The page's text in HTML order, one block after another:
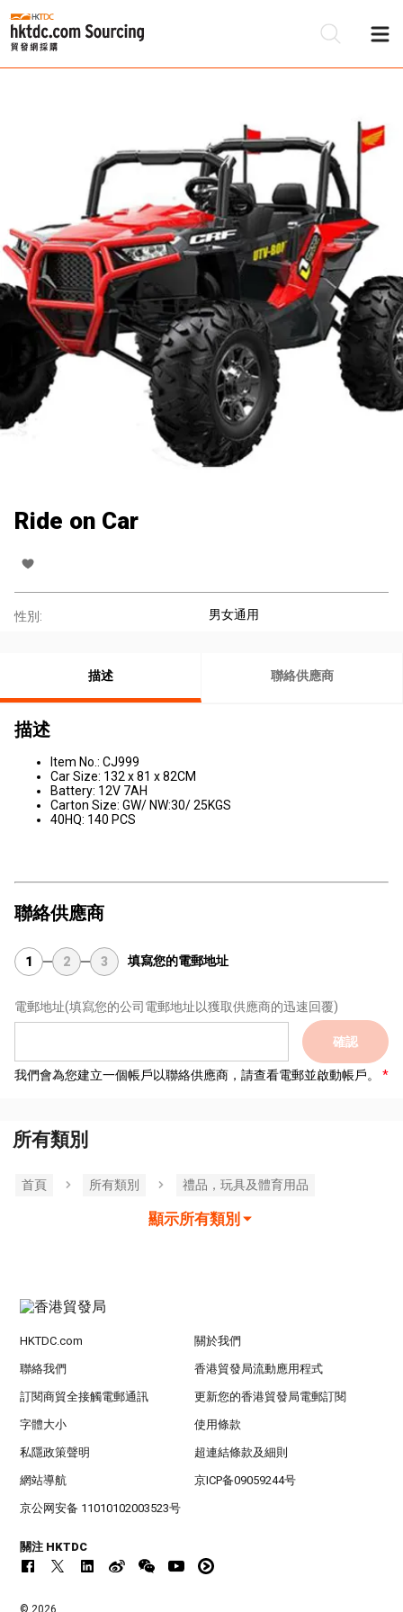
Ride on Car
性別: 男女通用
描述 聯絡供應商
描述
Item No.: CJ999
Car Size: 132 x 81 x 82CM
Battery: 12V 7AH
Carton Size: GW/ NW:30/ 25KGS
40HQ: 140 PCS
聯絡供應商
1 2 3 填寫您的電郵地址
電郵地址(填寫您的公司電郵地址以獲取供應商的迅速回覆)
確認
我們會為您建立一個帳戶以聯絡供應商，請查看電郵並啟動帳戶。
所有類別
首頁 所有類別 禮品，玩具及體育用品
顯示所有類別
HKTDC.com 關於我們
聯絡我們 香港貿發局流動應用程式
訂閱商貿全接觸電郵通訊 更新您的香港貿發局電郵訂閱
字體大小 使用條款
私隱政策聲明 超連結條款及細則
網站導航 京ICP备09059244号
京公网安备 11010102003523号
關注 HKTDC